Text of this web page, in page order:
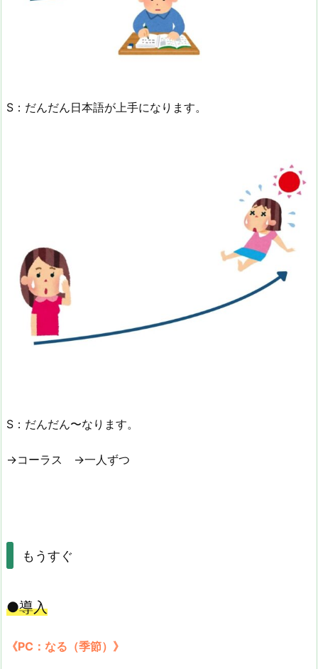
S：だんだん日本語が上手になります。
S：だんだん〜なります。
→コーラス →一人ずつ
もうすぐ
●導入
《PC：なる（季節）》